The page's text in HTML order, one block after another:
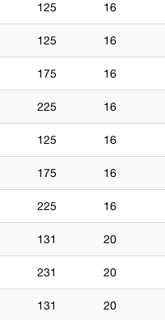
125 16
125 16
175 16
225 16
125 16
175 16
225 16
131 20
231 20
131 20